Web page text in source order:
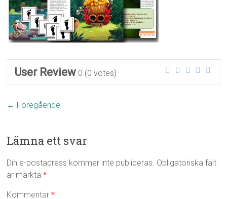
User Review 0 (0 votes)
← Föregående
Lämna ett svar
Din e-postadress kommer inte publiceras. Obligatoriska fält
är märkta*
Kommentar*